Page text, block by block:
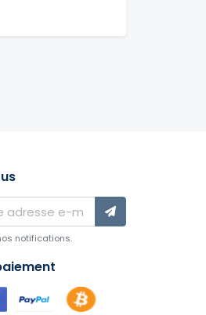
notifications.